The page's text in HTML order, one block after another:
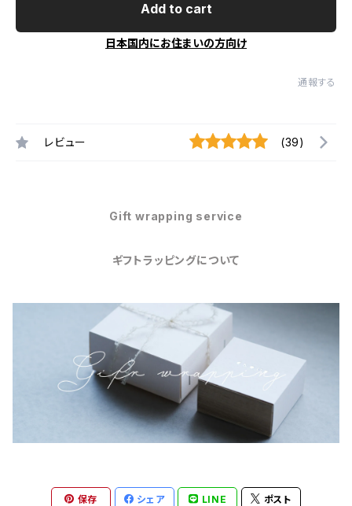
Add to cart
日本国内にお住まいの方向け
通報する
レビュー (39)
Gift wrapping service
ギフトラッピングについて
保存 シェア LINE ポスト